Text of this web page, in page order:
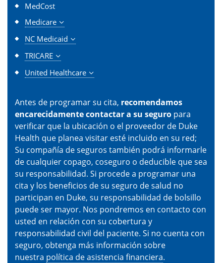
MedCost
Medicare
NC Medicaid
TRICARE
United Healthcare
Antes de programar su cita, recomendamos
encarecidamente contactar a su seguro para
verificar que la ubicación o el proveedor de Duke
Health que planea visitar esté incluido en su red;
Su compañía de seguros también podrá informarle
de cualquier copago, coseguro o deducible que sea
su responsabilidad. Si procede a programar una
cita y los beneficios de su seguro de salud no
participan en Duke, su responsabilidad de bolsillo
puede ser mayor. Nos pondremos en contacto con
usted en relación con su cobertura y
responsabilidad civil del paciente. Si no cuenta con
seguro, obtenga más información sobre
nuestra política de asistencia financiera.